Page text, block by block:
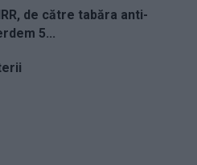
de către tabăra anti-
5...